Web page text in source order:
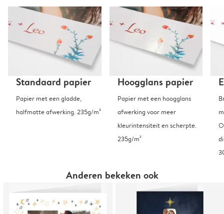
Standaard papier
Papier met een gladde,
halfmatte afwerking. 235g/m²
Hoogglans papier
Papier met een hoogglans
afwerking voor meer
kleurintensiteit en scherpte.
235g/m²
Anderen bekeken ook